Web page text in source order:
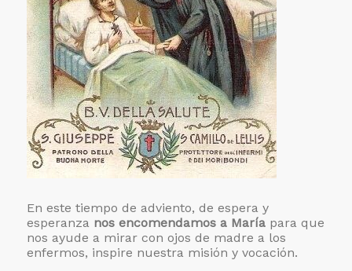
En este tiempo de adviento, de espera y
esperanza nos encomendamos a María para que
nos ayude a mirar con ojos de madre a los
enfermos, inspire nuestra misión y vocación.